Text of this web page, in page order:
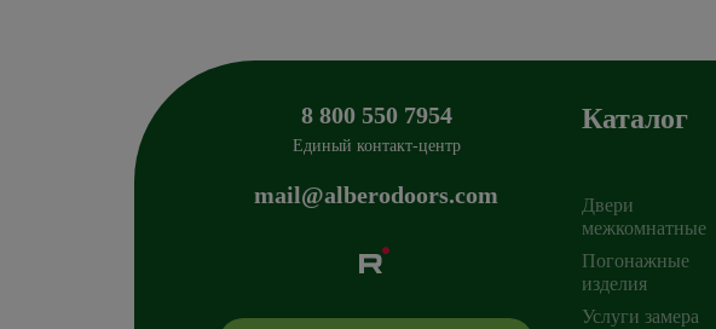
8 800 550 7954
Единый контакт-центр
mail@alberodoors.com
+7 800 765 43 42,mail@alberodoors.com
Каталог
Двери
межкомнатные
Погонажные
изделия
Услуги замера